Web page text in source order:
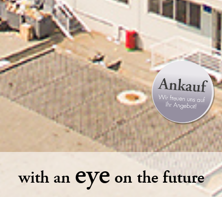
with an eye on the future